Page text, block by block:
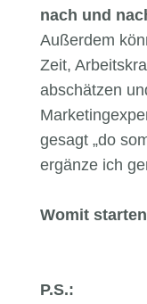
nach und
Außerdem
Zeit,
abschätzen
gesagt „do
ergänze ich
Womit
P.S.: